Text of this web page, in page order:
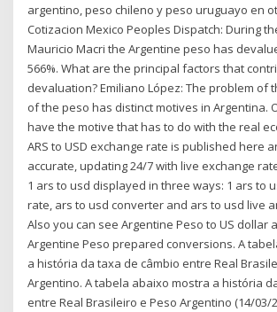
argentino, peso chileno y peso uruguayo en
Cotizacion Mexico Peoples Dispatch: During
Mauricio Macri the Argentine peso has
566%. What are the principal factors that
devaluation? Emiliano López: The problem of
of the peso has distinct motives in Argentina.
have the motive that has to do with the real
ARS to USD exchange rate is published here
accurate, updating 24/7 with live exchange
1 ars to usd displayed in three ways: 1 ars to
rate, ars to usd converter and ars to usd live
Also you can see Argentine Peso to US dollar
Argentine Peso prepared conversions. A
a história da taxa de câmbio entre Real
Argentino. A tabela abaixo mostra a história
entre Real Brasileiro e Peso Argentino (14/03/